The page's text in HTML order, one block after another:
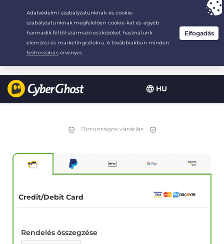
HU
Your choice:The Best Deal for 2.1666666666667-years at $
/month
Biztonságos vásárlás
Credit/Debit Card
Rendelés összegzése